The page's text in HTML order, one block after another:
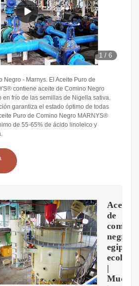
1 /6
Negro - Marnys. El Aceite Puro de
contiene aceite de Comino Negro
en frío de las semillas de Nigella sativa.
garantiza el estado óptimo de todas
Puro de Comino Negro MARNYS®
de 55-65% de ácido linoleico y
Aceite
de
comino
negro
egipcio
|
Muchos